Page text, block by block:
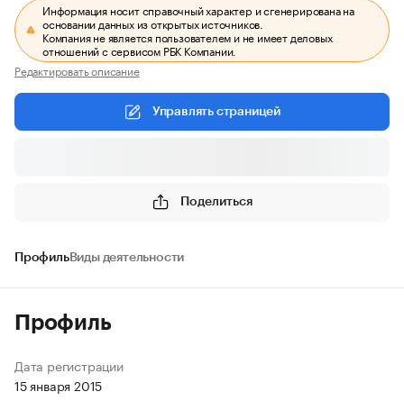
Информация носит справочный характер и сгенерирована на
основании данных из открытых источников.
Компания не является пользователем и не имеет деловых
отношений с сервисом РБК Компании.
Редактировать описание
Управлять страницей
Поделиться
ПрофильВиды деятельности
Профиль
Дата регистрации
15 января 2015